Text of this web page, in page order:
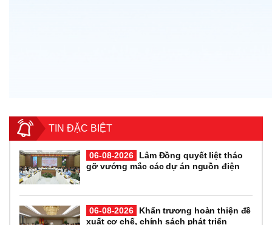
TIN ĐẶC BIỆT
06-08-2026
Lâm Đồng quyết liệt tháo
gỡ vướng mắc các dự án nguồn điện
06-08-2026
Khẩn trương hoàn thiện đề
xuất cơ chế, chính sách phát triển